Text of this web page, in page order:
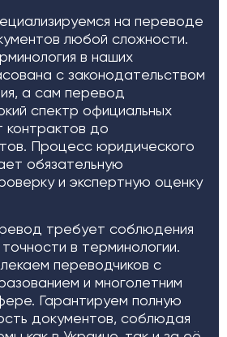
на переводе
любой сложности.
в наших
с законодательством
а сам перевод
спектр официальных
до
Процесс юридического
обязательную
и экспертную оценку
требует соблюдения
в терминологии.
переводчиков с
и многолетним
Гарантируем полную
документов, соблюдая